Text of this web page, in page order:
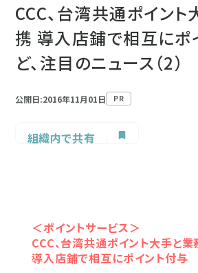
CCC、台湾共通ポイン
携 導入店鋪で相互にポ
ど、注目のニュース（2）
公開日:2016年11月01日 PR
組織内で共有
＜ポイントサービス＞
CCC、台湾共通ポイント大手と
導入店鋪で相互にポイント付与